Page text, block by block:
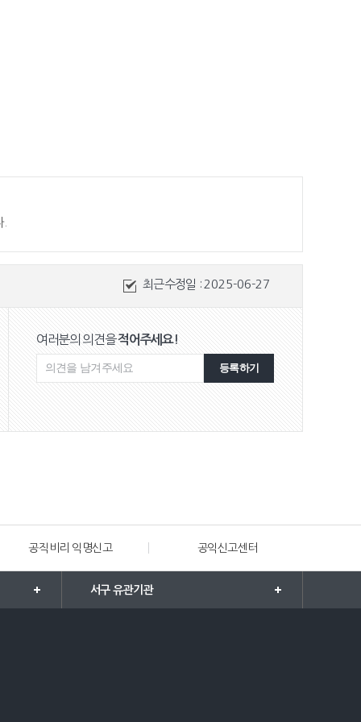
.
최근수정일 : 2025-06-27
여러분의 의견을적어주세요!
등록하기
공직비리 익명신고 공익신고센터
서구 유관기관